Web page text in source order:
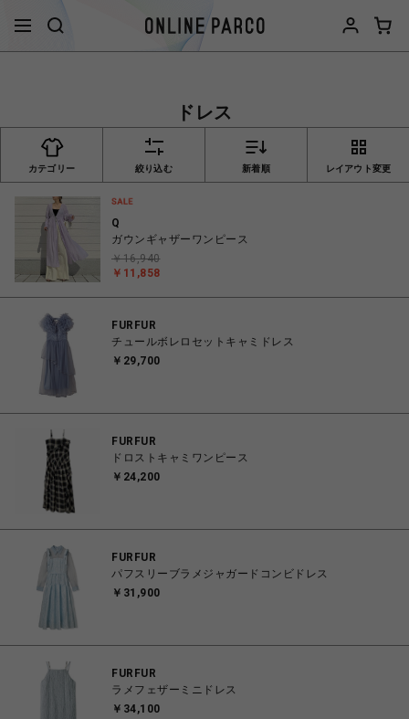
ドレス
カテゴリー 絞り込む 新着順 レイアウト変更
Q
ガウンギャザーワンピース
￥11,858
￥16,940
FURFUR
チュールボレロセットキャミドレス
￥29,700
FURFUR
ドロストキャミワンピース
￥24,200
FURFUR
パフスリーブラメジャガードコンビドレス
￥31,900
FURFUR
ラメフェザーミニドレス
￥34,100